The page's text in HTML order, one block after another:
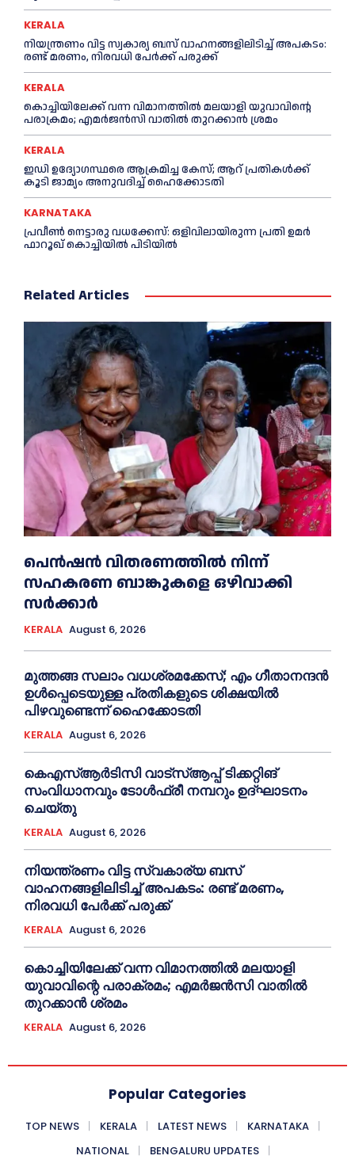
KERALA
നിയന്ത്രണം വിട്ട സ്വകാര്യ ബസ് വാഹനങ്ങളിലിടിച്ച്‌ അപകടം:
രണ്ട് മരണം, നിരവധി പേർക്ക് പരുക്ക്
KERALA
കൊച്ചിയിലേക്ക് വന്ന വിമാനത്തില്‍ മലയാളി യുവാവിന്റെ
പരാക്രമം; എമര്‍ജൻസി വാതില്‍ തുറക്കാൻ ശ്രമം
KERALA
ഇഡി ഉദ്യോഗസ്ഥരെ ആക്രമിച്ച കേസ്; ആറ് പ്രതികള്‍ക്ക്
കൂടി ജാമ്യം അനുവദിച്ച്‌ ഹൈക്കോടതി
KARNATAKA
പ്രവീണ്‍ നെട്ടാരു വധക്കേസ്: ഒളിവിലായിരുന്ന പ്രതി ഉമര്‍
ഫാറൂഖ് കൊച്ചിയില്‍ പിടിയില്‍
Related Articles
പെൻഷൻ വിതരണത്തില്‍ നിന്ന്
സഹകരണ ബാങ്കുകളെ ഒഴിവാക്കി
സര്‍ക്കാര്‍
KERALA August 6, 2026
മുത്തങ്ങ സലാം വധശ്രമക്കേസ്; എം ഗീതാനന്ദൻ
ഉള്‍പ്പെടെയുള്ള പ്രതികളുടെ ശിക്ഷയില്‍
പിഴവുണ്ടെന്ന് ഹൈക്കോടതി
KERALA August 6, 2026
കെഎസ്‌ആര്‍ടിസി വാട്‌സ്‌ആപ്പ് ടിക്കറ്റിങ്
സംവിധാനവും ടോള്‍ഫ്രീ നമ്പറും ഉദ്ഘാടനം
ചെയ്തു
KERALA August 6, 2026
നിയന്ത്രണം വിട്ട സ്വകാര്യ ബസ്
വാഹനങ്ങളിലിടിച്ച്‌ അപകടം: രണ്ട് മരണം,
നിരവധി പേർക്ക് പരുക്ക്
KERALA August 6, 2026
കൊച്ചിയിലേക്ക് വന്ന വിമാനത്തില്‍ മലയാളി
യുവാവിന്റെ പരാക്രമം; എമര്‍ജൻസി വാതില്‍
തുറക്കാൻ ശ്രമം
KERALA August 6, 2026
Popular Categories
TOP NEWS KERALA LATEST NEWS
KARNATAKA
NATIONAL
BENGALURU UPDATES